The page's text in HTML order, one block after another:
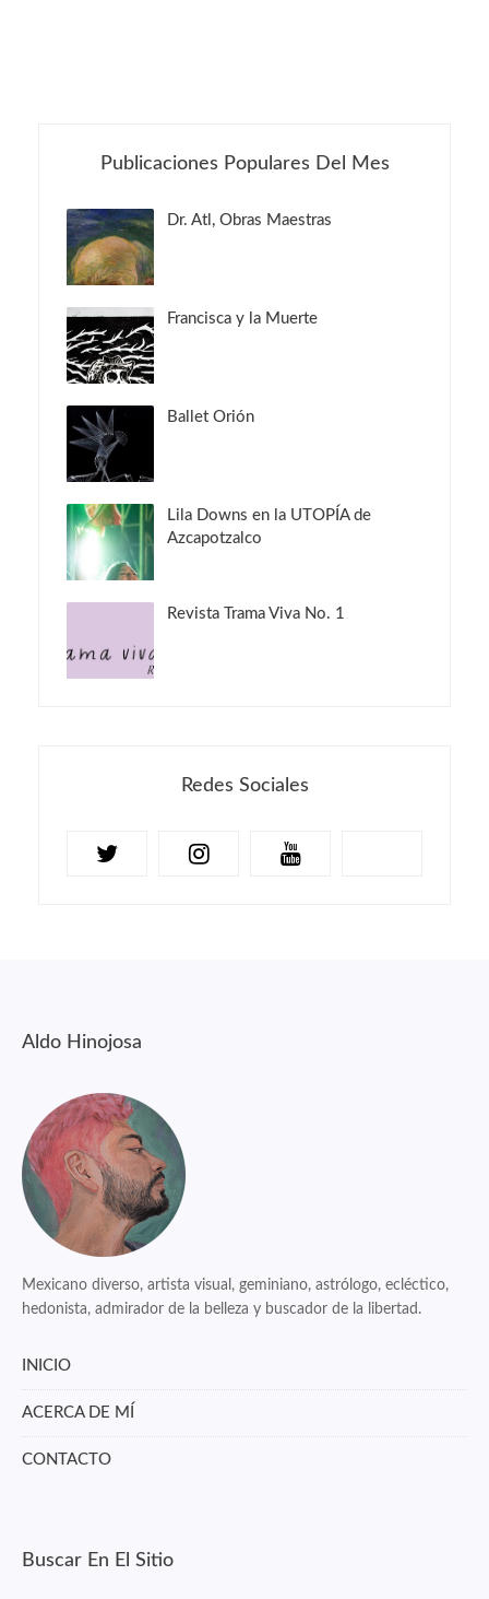
Publicaciones Populares Del Mes
Dr. Atl, Obras Maestras
Francisca y la Muerte
Ballet Orión
Lila Downs en la UTOPÍA de
Azcapotzalco
Revista Trama Viva No. 1
Redes Sociales
Aldo Hinojosa
Mexicano diverso, artista visual, geminiano, astrólogo, ecléctico,
hedonista, admirador de la belleza y buscador de la libertad.
INICIO
ACERCA DE MÍ
CONTACTO
Buscar En El Sitio